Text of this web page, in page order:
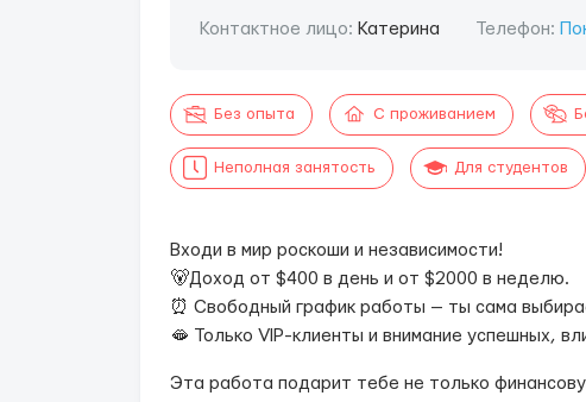
Контактное лицо: Катерина Телефон:
Без опыта С проживанием
Неполная занятость Для студентов
Входи в мир роскоши и независимости!
🐻Доход от $400 в день и от $2000 в неделю.
⏰ Свободный график работы — ты сама
🫦 Только VIP-клиенты и внимание успешных,
Эта работа подарит тебе не только